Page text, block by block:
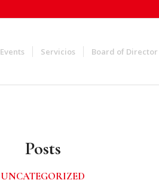
Events Servicios Board of Director
Posts
UNCATEGORIZED